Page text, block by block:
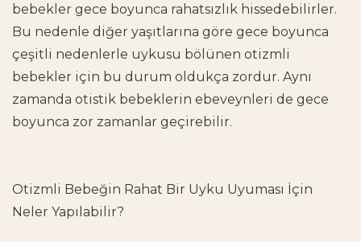
bebekler gece boyunca rahatsızlık hissedebilirler.
Bu nedenle diğer yaşıtlarına göre gece boyunca
çeşitli nedenlerle uykusu bölünen otizmli
bebekler için bu durum oldukça zordur. Aynı
zamanda otistik bebeklerin ebeveynleri de gece
boyunca zor zamanlar geçirebilir.
Otizmli Bebeğin Rahat Bir Uyku Uyuması İçin
Neler Yapılabilir?